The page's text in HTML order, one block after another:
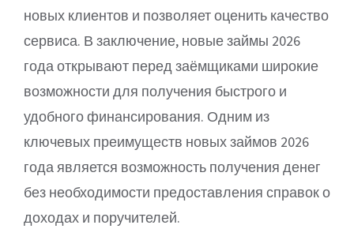
новых клиентов и позволяет оценить качество
сервиса. В заключение, новые займы 2026
года открывают перед заёмщиками широкие
возможности для получения быстрого и
удобного финансирования. Одним из
ключевых преимуществ новых займов 2026
года является возможность получения денег
без необходимости предоставления справок о
доходах и поручителей.